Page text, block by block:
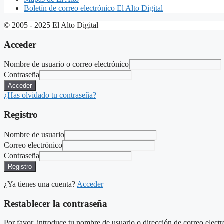
Boletín de correo electrónico El Alto Digital
© 2005 - 2025 El Alto Digital
Acceder
Nombre de usuario o correo electrónico
Contraseña
Acceder
¿Has olvidado tu contraseña?
Registro
Nombre de usuario
Correo electrónico
Contraseña
Registro
¿Ya tienes una cuenta? Acceder
Restablecer la contraseña